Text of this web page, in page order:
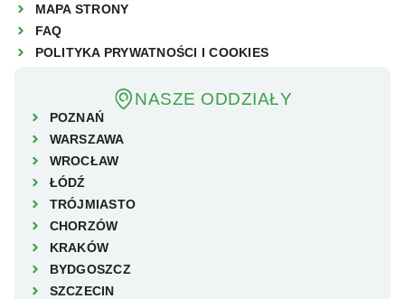
MAPA STRONY
FAQ
POLITYKA PRYWATNOŚCI I COOKIES
NASZE ODDZIAŁY
POZNAŃ
WARSZAWA
WROCŁAW
ŁÓDŹ
TRÓJMIASTO
CHORZÓW
KRAKÓW
BYDGOSZCZ
SZCZECIN